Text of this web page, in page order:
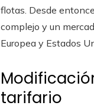
flotas. Desde
complejo y un
Europea y Estados
tarifario